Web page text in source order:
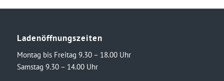
Ladenöffnungszeiten
Montag bis Freitag 9.30 – 18.00 Uhr
Samstag 9.30 – 14.00 Uhr